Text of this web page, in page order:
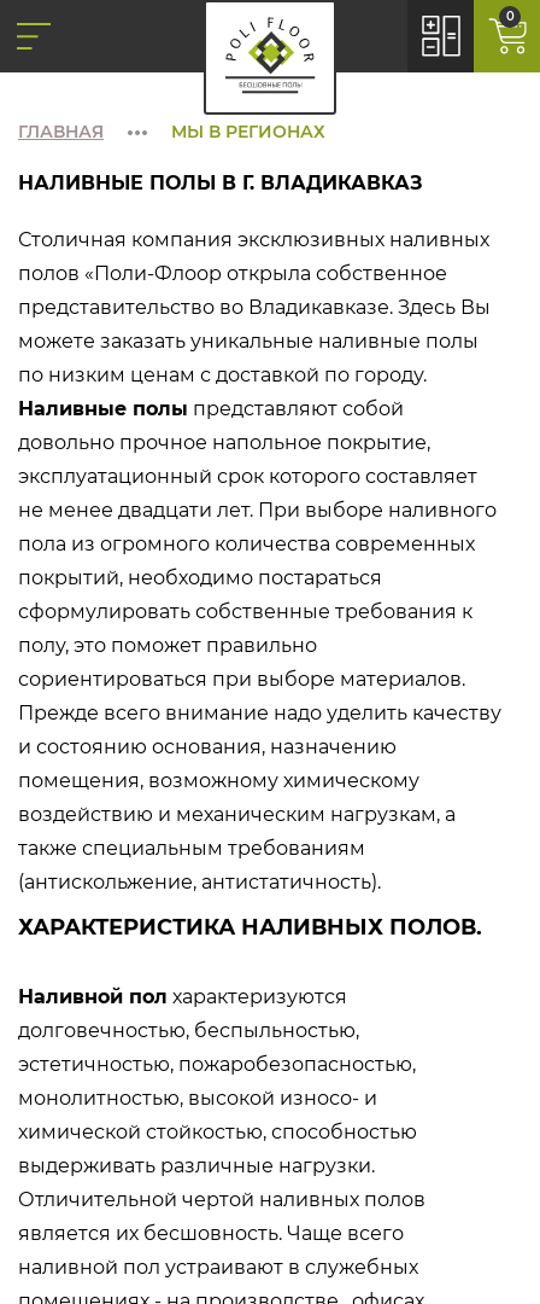
0
ГЛАВНАЯ МЫ В РЕГИОНАХ
НАЛИВНЫЕ ПОЛЫ В Г. ВЛАДИКАВКАЗ
Столичная компания эксклюзивных наливных
полов «Поли-Флоор открыла собственное
представительство во Владикавказе. Здесь Вы
можете заказать уникальные наливные полы
по низким ценам с доставкой по городу.
Наливные полы представляют собой
довольно прочное напольное покрытие,
эксплуатационный срок которого составляет
не менее двадцати лет. При выборе наливного
пола из огромного количества современных
покрытий, необходимо постараться
сформулировать собственные требования к
полу, это поможет правильно
сориентироваться при выборе материалов.
Прежде всего внимание надо уделить качеству
и состоянию основания, назначению
помещения, возможному химическому
воздействию и механическим нагрузкам, а
также специальным требованиям
(антискольжение, антистатичность).
ХАРАКТЕРИСТИКА НАЛИВНЫХ ПОЛОВ.
Наливной пол характеризуются
долговечностью, беспыльностью,
эстетичностью, пожаробезопасностью,
монолитностью, высокой износо- и
химической стойкостью, способностью
выдерживать различные нагрузки.
Отличительной чертой наливных полов
является их бесшовность. Чаще всего
наливной пол устраивают в служебных